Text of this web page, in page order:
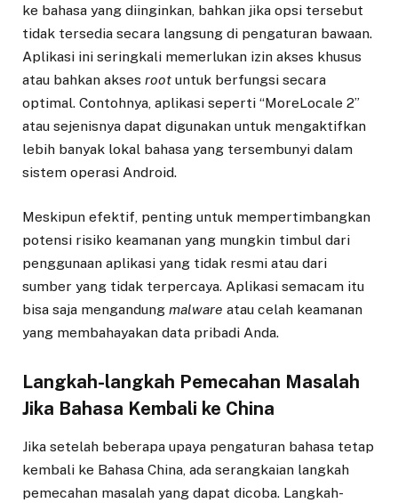
ke bahasa yang diinginkan, bahkan jika opsi tersebut
tidak tersedia secara langsung di pengaturan bawaan.
Aplikasi ini seringkali memerlukan izin akses khusus
atau bahkan akses root untuk berfungsi secara
optimal. Contohnya, aplikasi seperti “MoreLocale 2”
atau sejenisnya dapat digunakan untuk mengaktifkan
lebih banyak lokal bahasa yang tersembunyi dalam
sistem operasi Android.
Meskipun efektif, penting untuk mempertimbangkan
potensi risiko keamanan yang mungkin timbul dari
penggunaan aplikasi yang tidak resmi atau dari
sumber yang tidak terpercaya. Aplikasi semacam itu
bisa saja mengandung malware atau celah keamanan
yang membahayakan data pribadi Anda.
Langkah-langkah Pemecahan Masalah
Jika Bahasa Kembali ke China
Jika setelah beberapa upaya pengaturan bahasa tetap
kembali ke Bahasa China, ada serangkaian langkah
pemecahan masalah yang dapat dicoba. Langkah-